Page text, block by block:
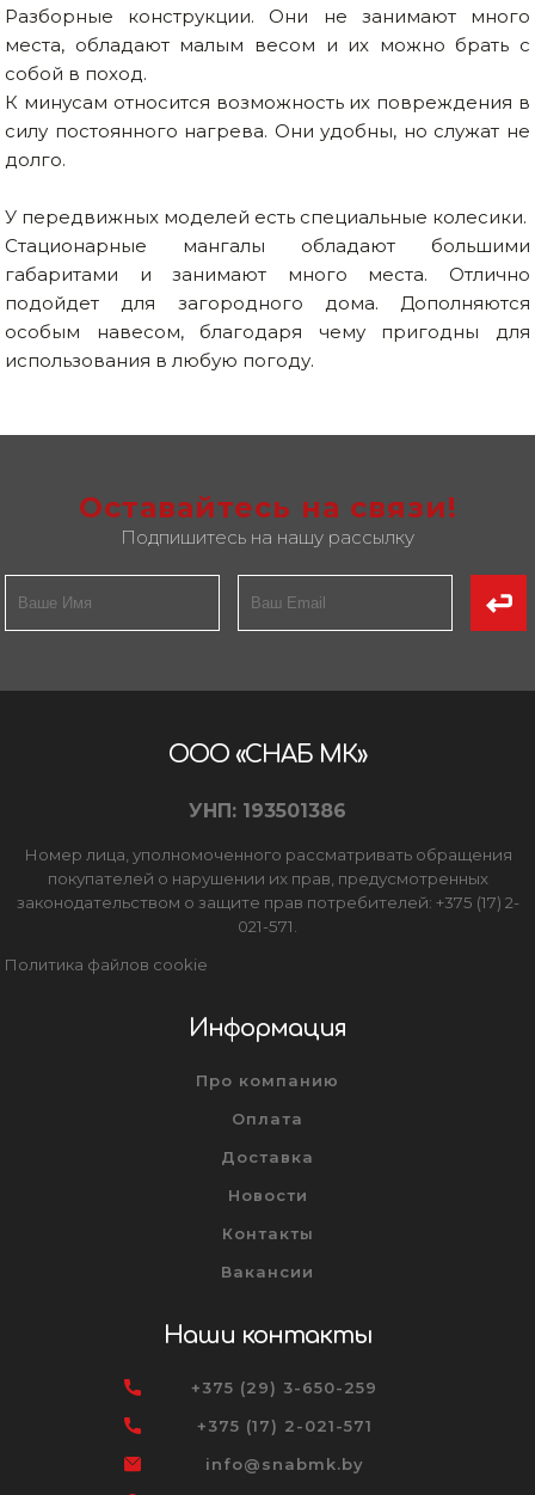
Разборные конструкции. Они не занимают много
места, обладают малым весом и их можно брать с
собой в поход.
К минусам относится возможность их повреждения в
силу постоянного нагрева. Они удобны, но служат не
долго.
У передвижных моделей есть специальные колесики.
Стационарные мангалы обладают большими
габаритами и занимают много места. Отлично
подойдет для загородного дома. Дополняются
особым навесом, благодаря чему пригодны для
использования в любую погоду.
Оставайтесь на связи!
Подпишитесь на нашу рассылку
ООО «СНАБ МК»
УНП: 193501386
Номер лица, уполномоченного рассматривать обращения
покупателей о нарушении их прав, предусмотренных
законодательством о защите прав потребителей: +375 (17) 2-
021-571.
Политика файлов cookie
Информация
Про компанию
Оплата
Доставка
Новости
Контакты
Вакансии
Наши контакты
+375 (29) 3-650-259
+375 (17) 2-021-571
info@snabmk.by